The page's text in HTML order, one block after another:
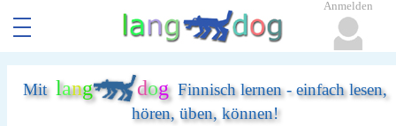
Mit lang dogFinnisch lernen - einfach lesen,
hören, üben, können!
Anmelden